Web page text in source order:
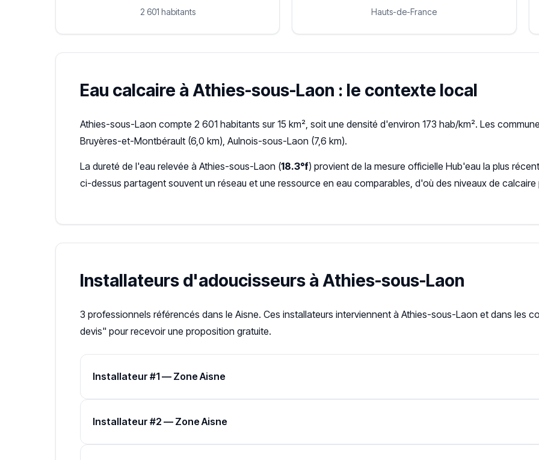
2 601 habitants Hauts-de-France
Eau calcaire à Athies-sous-Laon : le contexte local
Athies-sous-Laon compte 2 601 habitants sur 15 km², soit une densité d'environ 173 hab/km². Les
Bruyères-et-Montbérault (6,0 km), Aulnois-sous-Laon (7,6 km).
La dureté de l'eau relevée à Athies-sous-Laon (18.3°f) provient de la mesure officielle Hub'eau la plus
ci-dessus partagent souvent un réseau et une ressource en eau comparables, d'où des niveaux de calcaire
Installateurs d'adoucisseurs à Athies-sous-Laon
3 professionnels référencés dans le Aisne. Ces installateurs interviennent à Athies-sous-Laon et dans les
devis" pour recevoir une proposition gratuite.
Installateur #1 — Zone Aisne
Installateur #2 — Zone Aisne